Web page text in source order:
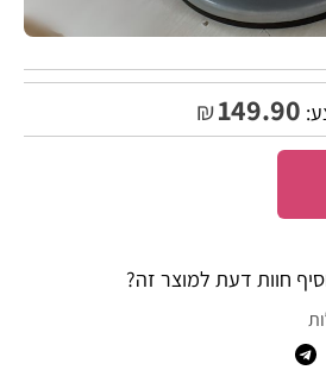
₪149.90
חוות דעת למוצר זה?